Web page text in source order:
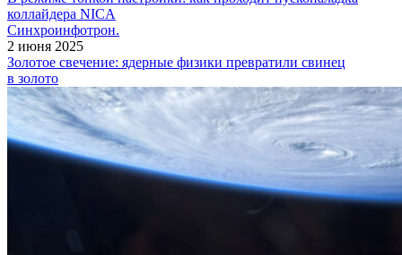
коллайдера NICA
Синхроинфотрон.
2 июня 2025
Золотое свечение: ядерные физики превратили свинец
в золото